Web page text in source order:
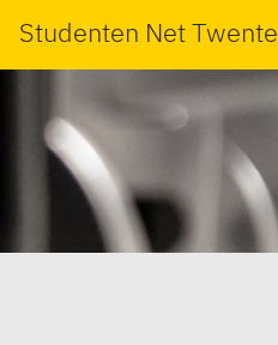
Studenten Net Twente